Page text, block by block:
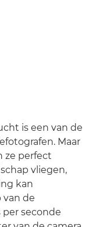
is een van de
Maar
ze perfect
vliegen,
kan
van de
per seconde